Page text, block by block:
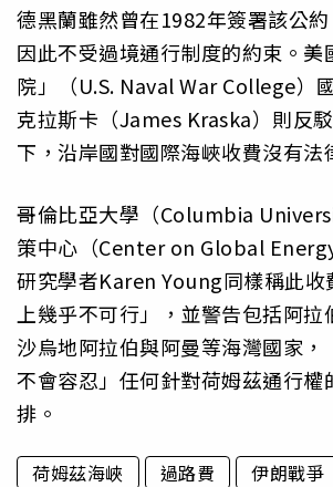
德黑蘭雖然曾在1982年簽署該公約
因此不受過境通行制度的約束。美
院」（U.S. Naval War College）
克拉斯卡（James Kraska）則反
下，沿岸國對國際海峽收費沒有法
哥倫比亞大學（Columbia
策中心（Center on Global
研究學者Karen Young同樣稱此收
上幾乎不可行」，並警告包括阿拉
沙烏地阿拉伯與阿曼等海灣國家，
不會容忍」任何針對荷姆茲通行權
排。
荷姆茲海峽 過路費 伊朗戰爭